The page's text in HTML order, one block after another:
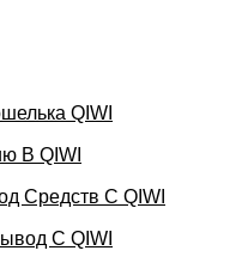
QIWI
В QIWI
Средств C QIWI
С QIWI